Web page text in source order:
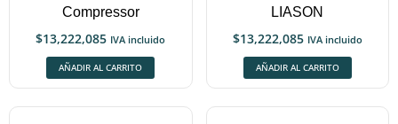
Compressor
$13,222,085 IVA incluido
AÑADIR AL CARRITO
LIASON
$13,222,085 IVA incluido
AÑADIR AL CARRITO